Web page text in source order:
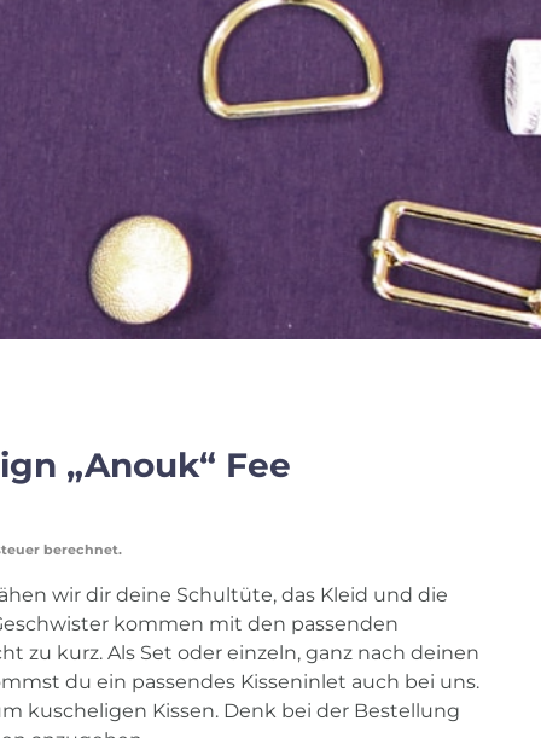
„Anouk“ Fee
berechnet.
wir dir deine Schultüte, das Kleid und die
kommen mit den passenden
zu kurz. Als Set oder einzeln, ganz nach deinen
du ein passendes Kisseninlet auch bei uns.
kuscheligen Kissen. Denk bei der Bestellung